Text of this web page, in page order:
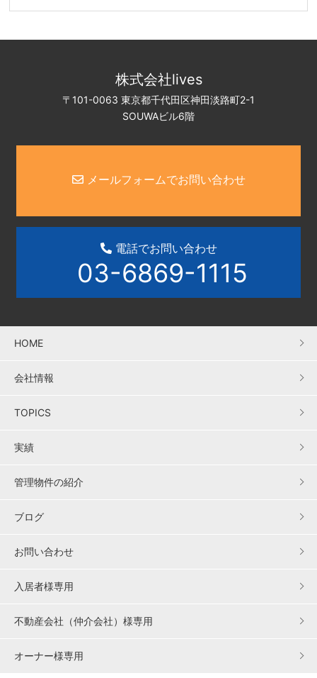
株式会社lives
〒101-0063 東京都千代田区神田淡路町2-1
SOUWAビル6階
メールフォームでお問い合わせ
電話でお問い合わせ
03-6869-1115
HOME
会社情報
TOPICS
実績
管理物件の紹介
ブログ
お問い合わせ
入居者様専用
不動産会社（仲介会社）様専用
オーナー様専用